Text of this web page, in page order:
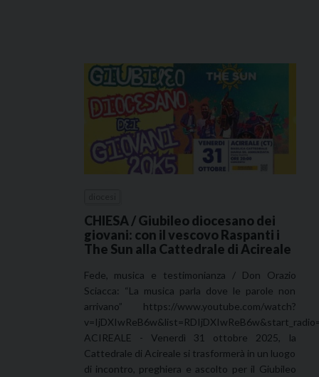
CHIESA / Giubileo diocesano dei
giovani: con il vescovo Raspanti i
The Sun alla Cattedrale di Acireale
Fede, musica e testimonianza / Don Orazio
Sciacca: “La musica parla dove le parole non
arrivano” https://www.youtube.com/watch?
ACIREALE - Venerdì 31 ottobre 2025, la
Cattedrale di Acireale si trasformerà in un luogo
di incontro, preghiera e ascolto per il Giubileo